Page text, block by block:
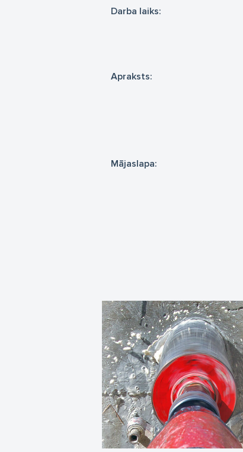
Darba laiks:
Apraksts:
Mājaslapa: